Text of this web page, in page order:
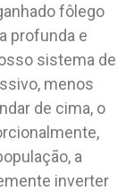
fôlego
profunda e
sistema de
menos
de cima, o
a
inverter